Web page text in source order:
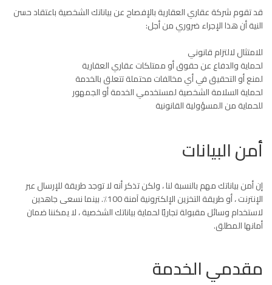
قد تقوم شركة عقاري العقارية بالإفصاح عن بياناتك الشخصية باعتقاد حسن
النية أن هذا الإجراء ضروري من أجل:
للامتثال لالتزام قانوني
لحماية والدفاع عن حقوق أو ممتلكات عقاري العقارية
لمنع أو التحقيق في أي مخالفات محتملة تتعلق بالخدمة
لحماية السلامة الشخصية لمستخدمي الخدمة أو الجمهور
للحماية من المسؤولية القانونية
أمن البيانات
إن أمن بياناتك مهم بالنسبة لنا ، ولكن تذكر أنه لا توجد طريقة للإرسال عبر
الإنترنت ، أو طريقة التخزين الإلكترونية آمنة 100٪. بينما نسعى جاهدين
لاستخدام وسائل مقبولة تجاريًا لحماية بياناتك الشخصية ، لا يمكننا ضمان
أمانها المطلق.
مقدمي الخدمة